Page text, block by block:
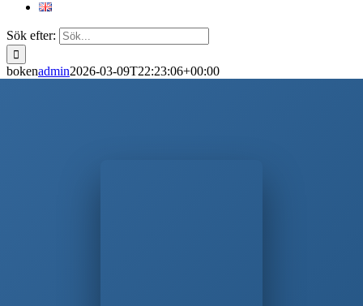
Sök efter:
bokenadmin2026-03-09T22:23:06+00:00